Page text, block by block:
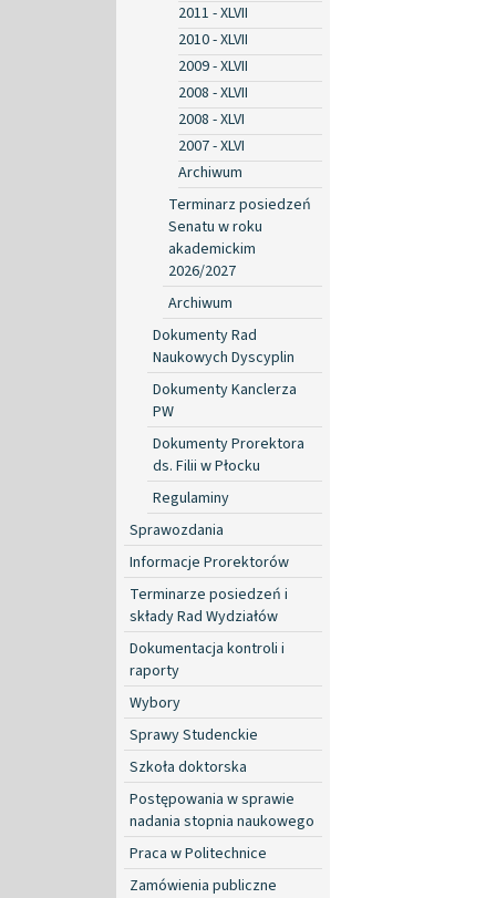
2011 - XLVII
2010 - XLVII
2009 - XLVII
2008 - XLVII
2008 - XLVI
2007 - XLVI
Archiwum
Terminarz posiedzeń
Senatu w roku
akademickim
2026/2027
Archiwum
Dokumenty Rad
Naukowych Dyscyplin
Dokumenty Kanclerza
PW
Dokumenty Prorektora
ds. Filii w Płocku
Regulaminy
Sprawozdania
Informacje Prorektorów
Terminarze posiedzeń i
składy Rad Wydziałów
Dokumentacja kontroli i
raporty
Wybory
Sprawy Studenckie
Szkoła doktorska
Postępowania w sprawie
nadania stopnia naukowego
Praca w Politechnice
Zamówienia publiczne